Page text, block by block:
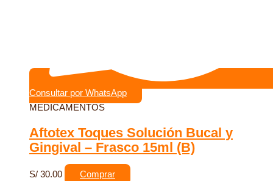
Consultar por WhatsApp
MEDICAMENTOS
Aftotex Toques Solución Bucal y
Gingival – Frasco 15ml (B)
S/ 30.00 Comprar